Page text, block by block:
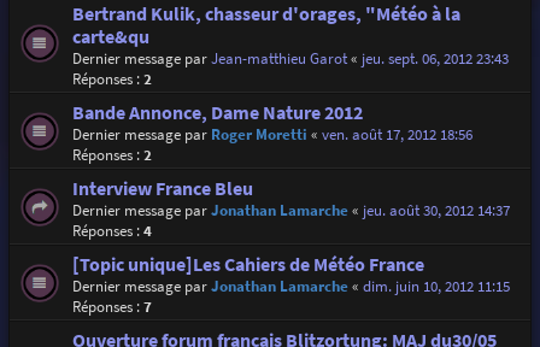
Bertrand Kulik, chasseur d'orages, "Météo à la
carte&qu
Dernier message parJean-matthieu Garot« jeu. sept. 06, 2012 23:43
Réponses :2
Bande Annonce, Dame Nature 2012
Dernier message par Roger Moretti « ven. août 17, 2012 18:56
Réponses :2
Interview France Bleu
Dernier message parJonathan Lamarche« jeu. août 30, 2012 14:37
Réponses :4
[Topic unique]Les Cahiers de Météo France
Dernier message parJonathan Lamarche« dim. juin 10, 2012 11:15
Réponses :7
Ouverture forum français Blitzortung: MAJ du30/05